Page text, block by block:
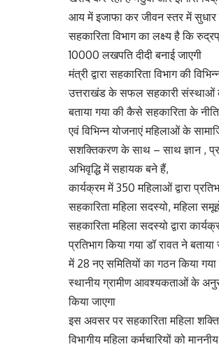
आय में इजाफा कर जीवन स्तर में सुधार
सहकारिता विभाग का लक्ष्य है कि
10000 लखपति दीदी बनाई जाएगी
मंत्री द्वारा सहकारिता विभाग की
उत्तराखंड के सफल सहकारी संस्थाओं
बताया गया की कैसे सहकारिता के
एवं विभिन्न योजनाएं महिलाओं के
सशक्तिकरण के साथ – साथ ज्ञान ,
अभिवृद्धि में सहायक बने हैं,
कार्यक्रम में 350 महिलाओं द्वारा
सहकारिता महिला सदस्यो, महिला
सहकारिता महिला सदस्यो द्वारा
प्रतिभाग किया गया डॉ रावत ने
में 28 नए समितियों का गठन किया
स्थानीय ग्रामीण आवश्यकताओं के
किया जाएगा
इस अवसर पर सहकारिता महिला
विभागीय महिला कर्मचारियों को